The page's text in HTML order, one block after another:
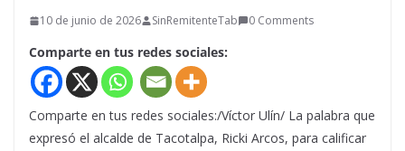
10 de junio de 2026 SinRemitenteTab 0 Comments
Comparte en tus redes sociales:
Comparte en tus redes sociales:/Víctor Ulín/ La palabra que
expresó el alcalde de Tacotalpa, Ricki Arcos, para calificar